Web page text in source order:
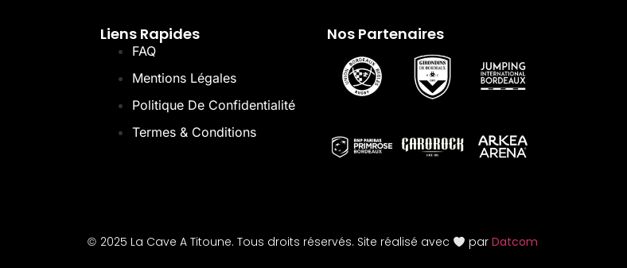
Liens Rapides
FAQ
Mentions Légales
Politique De Confidentialité
Termes & Conditions
Nos Partenaires
© 2025 La Cave A Titoune. Tous droits réservés. Site réalisé avec par Datcom